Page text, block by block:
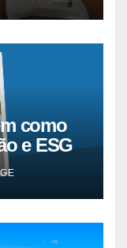
como
e ESG